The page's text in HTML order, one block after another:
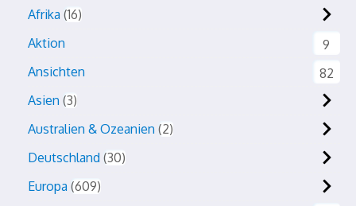
Afrika 16
Aktion
9
Ansichten
82
Asien 3
Australien & Ozeanien 2
Deutschland 30
Europa 609